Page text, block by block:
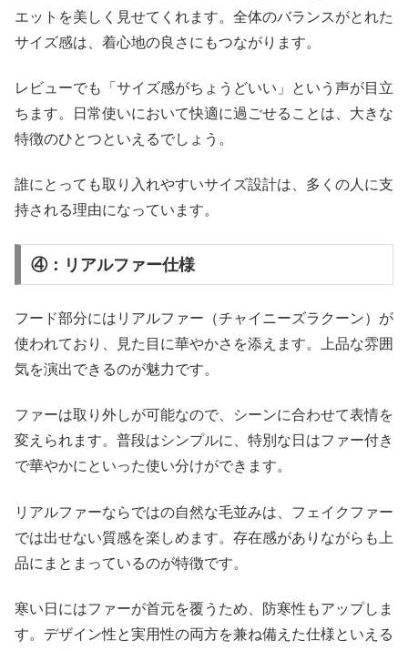
エットを美しく見せてくれます。全体のバランスがとれた
サイズ感は、着心地の良さにもつながります。
レビューでも「サイズ感がちょうどいい」という声が目立
ちます。日常使いにおいて快適に過ごせることは、大きな
特徴のひとつといえるでしょう。
誰にとっても取り入れやすいサイズ設計は、多くの人に支
持される理由になっています。
④：リアルファー仕様
フード部分にはリアルファー（チャイニーズラクーン）が
使われており、見た目に華やかさを添えます。上品な雰囲
気を演出できるのが魅力です。
ファーは取り外しが可能なので、シーンに合わせて表情を
変えられます。普段はシンプルに、特別な日はファー付き
で華やかにといった使い分けができます。
リアルファーならではの自然な毛並みは、フェイクファー
では出せない質感を楽しめます。存在感がありながらも上
品にまとまっているのが特徴です。
寒い日にはファーが首元を覆うため、防寒性もアップしま
す。デザイン性と実用性の両方を兼ね備えた仕様といえる